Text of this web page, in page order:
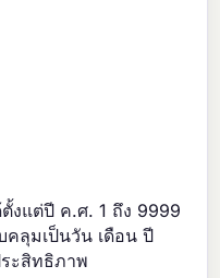
งแต่ปี ค.ศ. 1 ถึง 9999
คลุมเป็นวัน เดือน ปี
ะสิทธิภาพ